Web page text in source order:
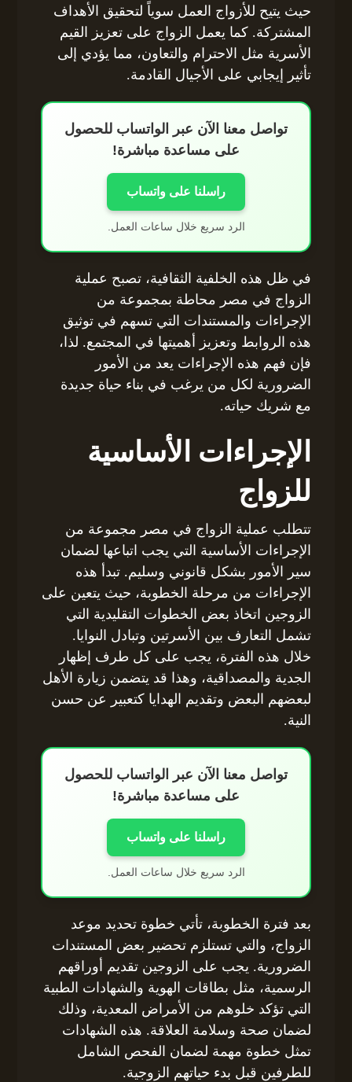
حيث يتيح للأزواج العمل سوياً لتحقيق الأهداف
المشتركة. كما يعمل الزواج على تعزيز القيم
الأسرية مثل الاحترام والتعاون، مما يؤدي إلى
تأثير إيجابي على الأجيال القادمة.
تواصل معنا الآن عبر الواتساب للحصول
على مساعدة مباشرة!
راسلنا على واتساب
الرد سريع خلال ساعات العمل.
في ظل هذه الخلفية الثقافية، تصبح عملية
الزواج في مصر محاطة بمجموعة من
الإجراءات والمستندات التي تسهم في توثيق
هذه الروابط وتعزيز أهميتها في المجتمع. لذا،
فإن فهم هذه الإجراءات يعد من الأمور
الضرورية لكل من يرغب في بناء حياة جديدة
مع شريك حياته.
الإجراءات الأساسية
للزواج
تتطلب عملية الزواج في مصر مجموعة من
الإجراءات الأساسية التي يجب اتباعها لضمان
سير الأمور بشكل قانوني وسليم. تبدأ هذه
الإجراءات من مرحلة الخطوبة، حيث يتعين على
الزوجين اتخاذ بعض الخطوات التقليدية التي
تشمل التعارف بين الأسرتين وتبادل النوايا.
خلال هذه الفترة، يجب على كل طرف إظهار
الجدية والمصداقية، وهذا قد يتضمن زيارة الأهل
لبعضهم البعض وتقديم الهدايا كتعبير عن حسن
النية.
تواصل معنا الآن عبر الواتساب للحصول
على مساعدة مباشرة!
راسلنا على واتساب
الرد سريع خلال ساعات العمل.
بعد فترة الخطوبة، تأتي خطوة تحديد موعد
الزواج، والتي تستلزم تحضير بعض المستندات
الضرورية. يجب على الزوجين تقديم أوراقهم
الرسمية، مثل بطاقات الهوية والشهادات الطبية
التي تؤكد خلوهم من الأمراض المعدية، وذلك
لضمان صحة وسلامة العلاقة. هذه الشهادات
تمثل خطوة مهمة لضمان الفحص الشامل
للطرفين قبل بدء حياتهم الزوجية.